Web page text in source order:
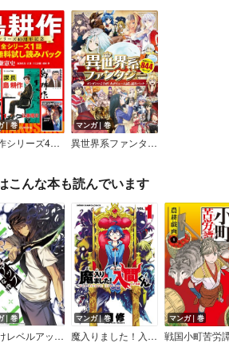
｜巻
島耕作シリーズ40周年記念 全シリーズ1話完全無料試し読みパック
マンガ｜巻
異世界系ファンタジー ガンガンいこうぜ！大ボリューム試し読みパック
こんな本も読んでいます
｜巻
俺だけレベルアップな件
マンガ｜巻
魔入りました！入間くん
マンガ｜巻